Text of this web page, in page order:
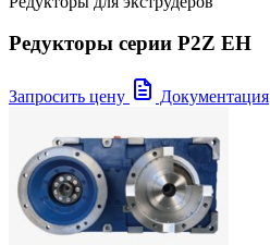
Редукторы серии P2Z EH
Запросить цену Документация